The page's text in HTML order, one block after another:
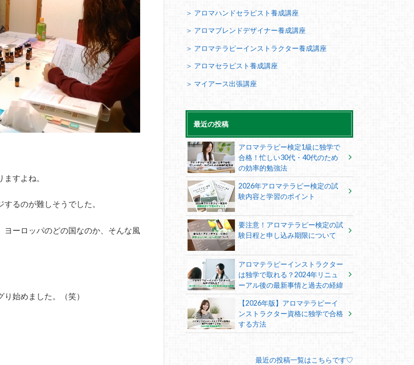
すよね。
るのが難しそうでした。
ーロッパのどの国なのか、そんな風
始めました。（笑）
＞ アロマハンドセラピスト養成講座
＞ アロマブレンドデザイナー養成講座
＞ アロマテラピーインストラクター養成講座
＞ アロマセラピスト養成講座
＞ マイアース出張講座
最近の投稿
アロマテラピー検定1級に独学で
合格！忙しい30代・40代のため
の効率的勉強法
2026年アロマテラピー検定の試
験内容と学習のポイント
要注意！アロマテラピー検定の試
験日程と申し込み期限について
アロマテラピーインストラクター
は独学で取れる？2024年リニュ
ーアル後の最新事情と過去の経緯
【2026年版】アロマテラピーイ
ンストラクター資格に独学で合格
する方法
最近の投稿一覧はこちらです♡